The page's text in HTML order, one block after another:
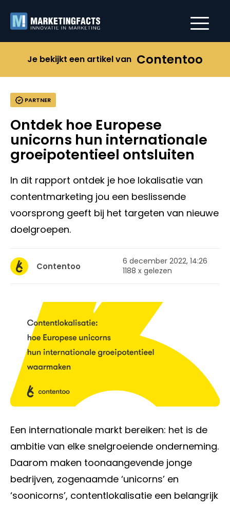
Je bekijkt een artikel van Contentoo
PARTNER
Ontdek hoe Europese
unicorns hun internationale
groeipotentieel ontsluiten
In dit rapport ontdek je hoe lokalisatie van
contentmarketing jou een beslissende
voorsprong geeft bij het targeten van nieuwe
doelgroepen.
Contentoo
6 december 2022, 14:26
1188 x gelezen
Een internationale markt bereiken: het is de
ambitie van elke snelgroeiende onderneming.
Daarom maken toonaangevende jonge
bedrijven, zogenaamde ‘unicorns’ en
‘soonicorns’, contentlokalisatie een belangrijk